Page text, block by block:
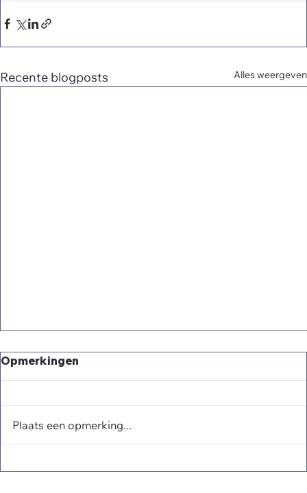
Recente blogposts Alles weergeven
Opmerkingen
Plaats een opmerking...